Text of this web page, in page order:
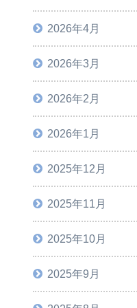
2026年4月
2026年3月
2026年2月
2026年1月
2025年12月
2025年11月
2025年10月
2025年9月